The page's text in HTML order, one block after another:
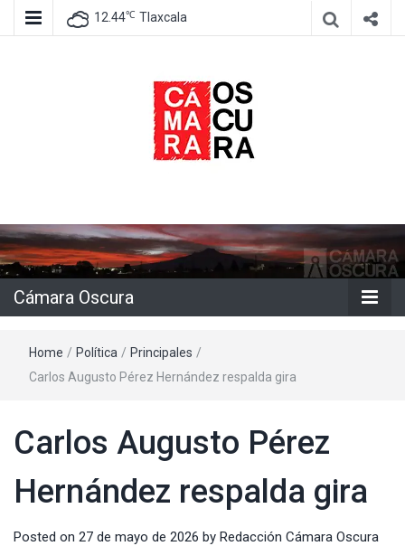
12.44℃ Tlaxcala
Cámara
Oscura
Cámara Oscura
Home / Política / Principales /
Carlos Augusto Pérez Hernández respalda gira
Carlos Augusto Pérez
Hernández respalda gira
Posted on 27 de mayo de 2026 by Redacción Cámara Oscura